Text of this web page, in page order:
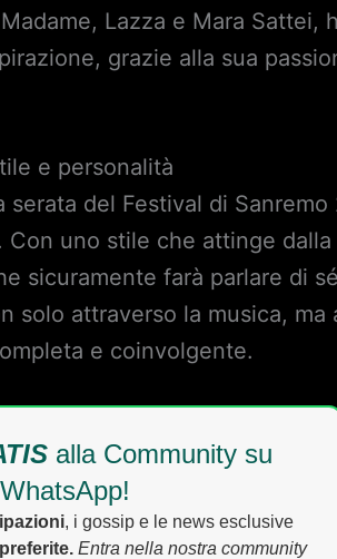
Lazza e Mara Sattei,
grazie alla sua
e personalità
serata del Festival di
uno stile che attinge
sicuramente farà parlare di
solo attraverso la musica, ma
e coinvolgente.
alla Community su
WhatsApp!
, i gossip e le news esclusive
Entra nella nostra community